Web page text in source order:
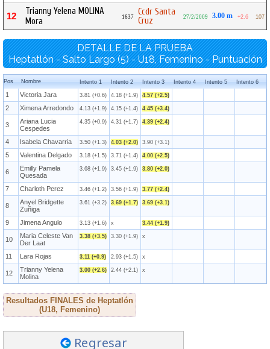
12
Trianny Yelena MOLINA
Mora
1637
Ccdr Santa
Cruz
27/2/2009 3.00 m +2.6 107
DETALLE DE LA PRUEBA
Heptatlón - Salto Largo (5) - U18, Femenino - Puntuación
Pos Nombre Intento 1 Intento 2 Intento 3 Intento 4 Intento 5 Intento 6
1 Victoria Jara 3.81 (+0.6) 4.18 (+1.9) 4.57 (+2.5)
2 Ximena Arredondo 4.13 (+1.9) 4.15 (+1.4) 4.45 (+3.4)
3
Ariana Lucia
Cespedes
4.35 (+0.9) 4.31 (+1.7) 4.39 (+2.4)
4 Isabela Chavarria 3.50 (+1.3) 4.03 (+2.0) 3.90 (+3.1)
5 Valentina Delgado 3.18 (+1.5) 3.71 (+1.4) 4.00 (+2.5)
6
Emilly Pamela
Quesada
3.68 (+1.9) 3.45 (+1.9) 3.80 (+2.0)
7 Charloth Perez 3.46 (+1.2) 3.56 (+1.9) 3.77 (+2.4)
8
Anyel Bridgette
Zuñiga
3.61 (+3.2) 3.69 (+1.7) 3.69 (+3.1)
9 Jimena Angulo 3.13 (+1.6) x 3.44 (+1.9)
10
Maria Celeste Van
Der Laat
3.38 (+3.5) 3.30 (+1.9) x
11 Lara Rojas 3.11 (+0.9) 2.93 (+1.5) x
12
Trianny Yelena
Molina
3.00 (+2.6) 2.44 (+2.1) x
Resultados FINALES de Heptatlón
(U18, Femenino)
Regresar